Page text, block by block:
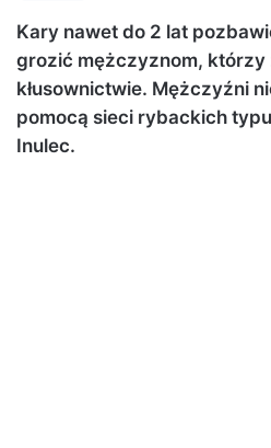
Kary nawet do 2 lat
grozić mężczyznom, którzy
kłusownictwie. Mężczyźni
pomocą sieci rybackich
Inulec.